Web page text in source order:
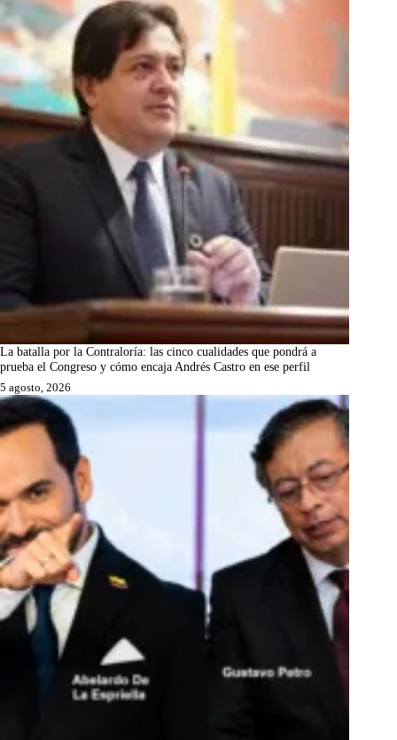
La batalla por la Contraloría: las cinco cualidades que pondrá a
prueba el Congreso y cómo encaja Andrés Castro en ese perfil
5 agosto, 2026